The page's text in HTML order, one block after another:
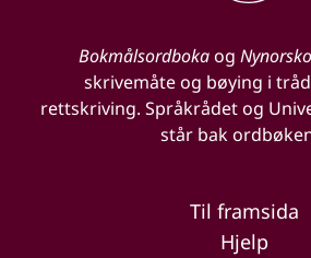
Bokmålsordbokaog
skrivemåte og bøying i
rettskriving. Språkrådet og
står bak
Til framsida
Hjelp